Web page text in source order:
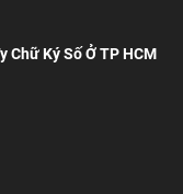
Chữ Ký Số Ở TP HCM